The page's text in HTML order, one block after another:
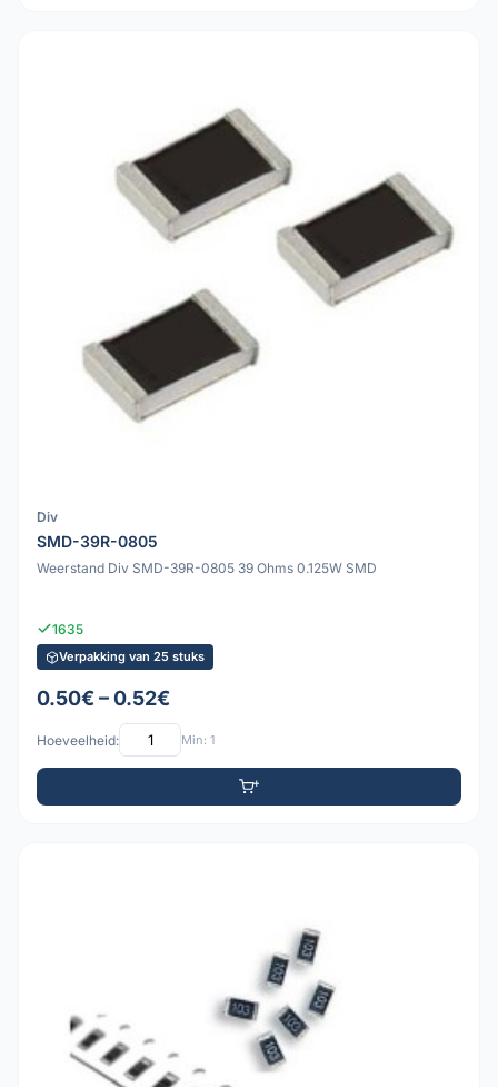
Div
SMD-39R-0805
Weerstand Div SMD-39R-0805 39 Ohms 0.125W SMD
1635
Verpakking van 25 stuks
0.50€ – 0.52€
Hoeveelheid: Min: 1